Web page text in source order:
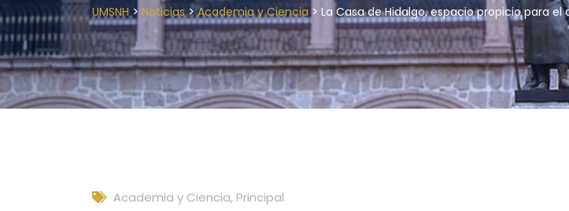
UMSNH> Noticias>Academia y Ciencia > La Casa de Hidalgo, espacio propicio para
Academia y Ciencia, Principal